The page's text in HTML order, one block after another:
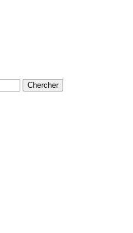
Chercher